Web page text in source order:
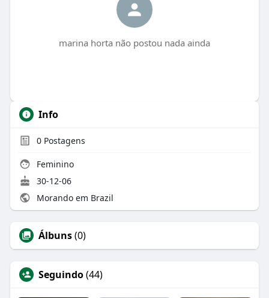
marina horta não postou nada ainda
Info
0Postagens
Feminino
30-12-06
Morando em Brazil
Álbuns(0)
Seguindo(44)